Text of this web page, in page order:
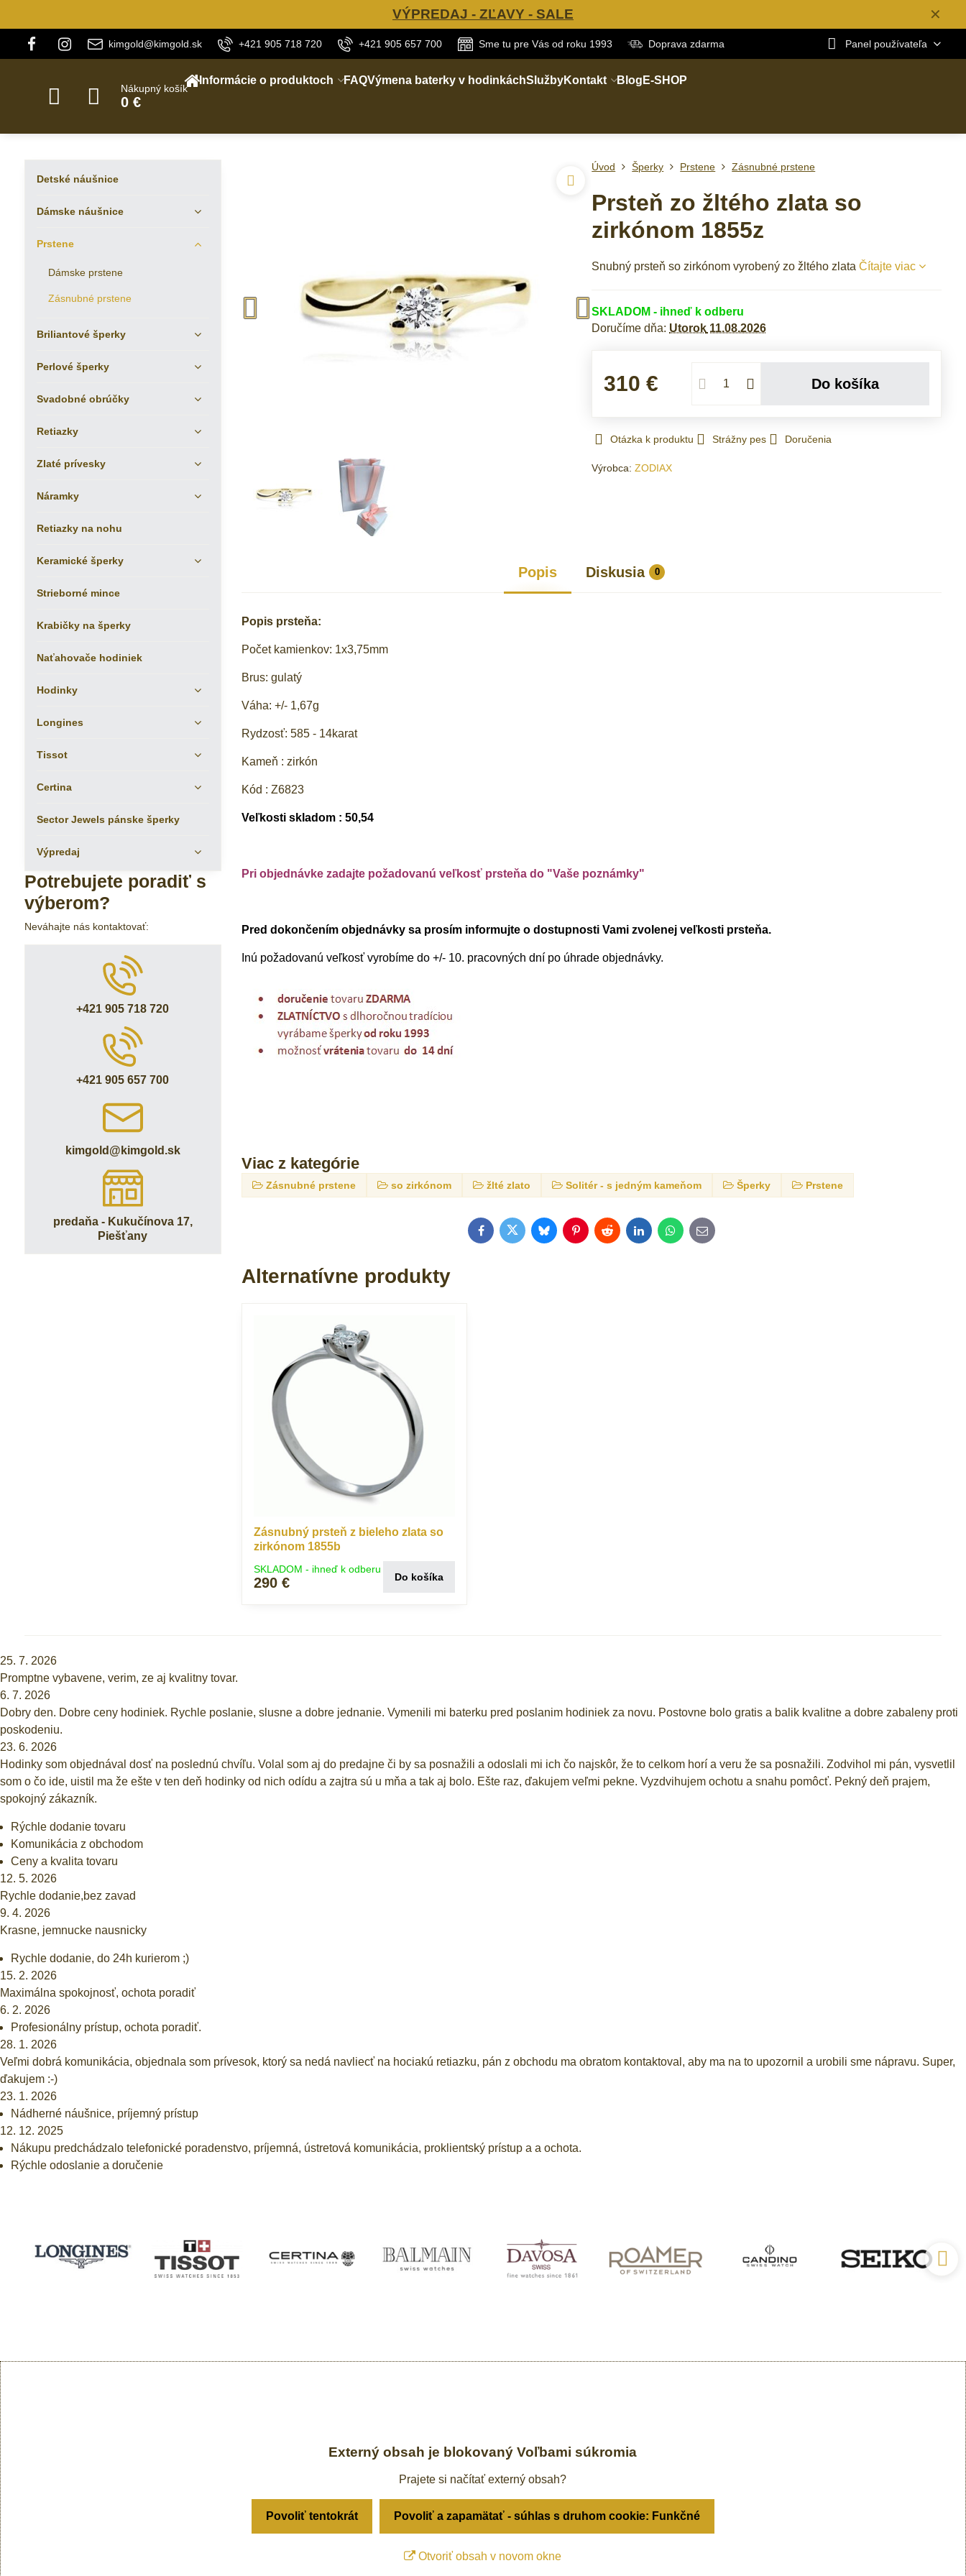
✕
VÝPREDAJ - ZĽAVY - SALE
kimgold@kimgold.sk +421 905 718 720 +421 905 657 700 Sme tu pre Vás od roku 1993 Doprava zdarma Panel používateľa
Nákupný košík
0 €
Informácie o produktoch FAQVýmena baterky v hodinkáchSlužbyKontakt Blog E-SHOP
Úvod Šperky Prstene Zásnubné prstene
Prsteň zo žltého zlata so
zirkónom 1855z
Snubný prsteň so zirkónom vyrobený zo žltého zlataČítajte viac
SKLADOM - ihneď k odberu
Doručíme dňa: Utorok 11.08.2026
310 € Do košíka
Otázka k produktu Strážny pes Doručenia
Výrobca:ZODIAX
Popis Diskusia 0
Popis prsteňa:
Počet kamienkov: 1x3,75mm
Brus: gulatý
Váha: +/- 1,67g
Rydzosť: 585 - 14karat
Kameň : zirkón
Kód : Z6823
Veľkosti skladom : 50,54
Pri objednávke zadajte požadovanú veľkosť prsteňa do "Vaše poznámky"
Pred dokončením objednávky sa prosím informujte o dostupnosti Vami zvolenej veľkosti prsteňa.
Inú požadovanú veľkosť vyrobíme do +/- 10. pracovných dní po úhrade objednávky.
Viac z kategórie
Zásnubné prstene so zirkónom žlté zlato Solitér - s jedným kameňom Šperky Prstene
FacebookTwitterBlueskyPinterestRedditLinkedInWhatsApp
E-
mail
Alternatívne produkty
Zásnubný prsteň z bieleho zlata so
zirkónom 1855b
SKLADOM - ihneď k odberu
290 € Do košíka
Detské náušnice
Dámske náušnice
Prstene
Dámske prstene
Zásnubné prstene
Briliantové šperky
Perlové šperky
Svadobné obrúčky
Retiazky
Zlaté prívesky
Náramky
Retiazky na nohu
Keramické šperky
Strieborné mince
Krabičky na šperky
Naťahovače hodiniek
Hodinky
Longines
Tissot
Certina
Sector Jewels pánske šperky
Výpredaj
Potrebujete poradiť s
výberom?
Neváhajte nás kontaktovať:
+421 905 718 720
+421 905 657 700
kimgold​@kimgold​.sk
predaňa - Kukučínova 17,
Piešťany
25. 7. 2026
Promptne vybavene, verim, ze aj kvalitny tovar.
6. 7. 2026
Dobry den. Dobre ceny hodiniek. Rychle poslanie, slusne a dobre jednanie. Vymenili mi baterku pred poslanim hodiniek za novu. Postovne bolo gratis a balik kvalitne a dobre zabaleny proti
poskodeniu.
23. 6. 2026
Hodinky som objednával dosť na poslednú chvíľu. Volal som aj do predajne či by sa posnažili a odoslali mi ich čo najskôr, že to celkom horí a veru že sa posnažili. Zodvihol mi pán, vysvetlil
som o čo ide, uistil ma že ešte v ten deň hodinky od nich odídu a zajtra sú u mňa a tak aj bolo. Ešte raz, ďakujem veľmi pekne. Vyzdvihujem ochotu a snahu pomôcť. Pekný deň prajem,
spokojný zákazník.
Rýchle dodanie tovaru
Komunikácia z obchodom
Ceny a kvalita tovaru
12. 5. 2026
Rychle dodanie,bez zavad
9. 4. 2026
Krasne, jemnucke nausnicky
Rychle dodanie, do 24h kurierom ;)
15. 2. 2026
Maximálna spokojnosť, ochota poradiť
6. 2. 2026
Profesionálny prístup, ochota poradiť.
28. 1. 2026
Veľmi dobrá komunikácia, objednala som prívesok, ktorý sa nedá navliecť na hociakú retiazku, pán z obchodu ma obratom kontaktoval, aby ma na to upozornil a urobili sme nápravu. Super,
ďakujem :-)
23. 1. 2026
Nádherné náušnice, príjemný prístup
12. 12. 2025
Nákupu predchádzalo telefonické poradenstvo, príjemná, ústretová komunikácia, proklientský prístup a a ochota.
Rýchle odoslanie a doručenie
Externý obsah je blokovaný Voľbami súkromia
Prajete si načítať externý obsah?
Povoliť tentokrát Povoliť a zapamätať - súhlas s druhom cookie: Funkčné
Otvoriť obsah v novom okne